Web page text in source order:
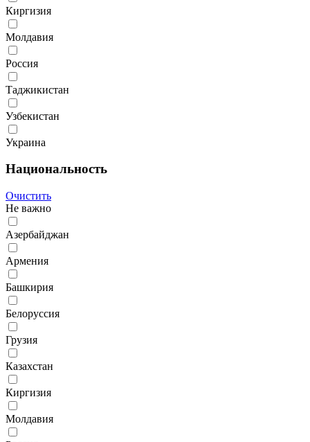
Киргизия
Молдавия
Россия
Таджикистан
Узбекистан
Украина
Национальность
Очистить
Не важно
Азербайджан
Армения
Башкирия
Белоруссия
Грузия
Казахстан
Киргизия
Молдавия